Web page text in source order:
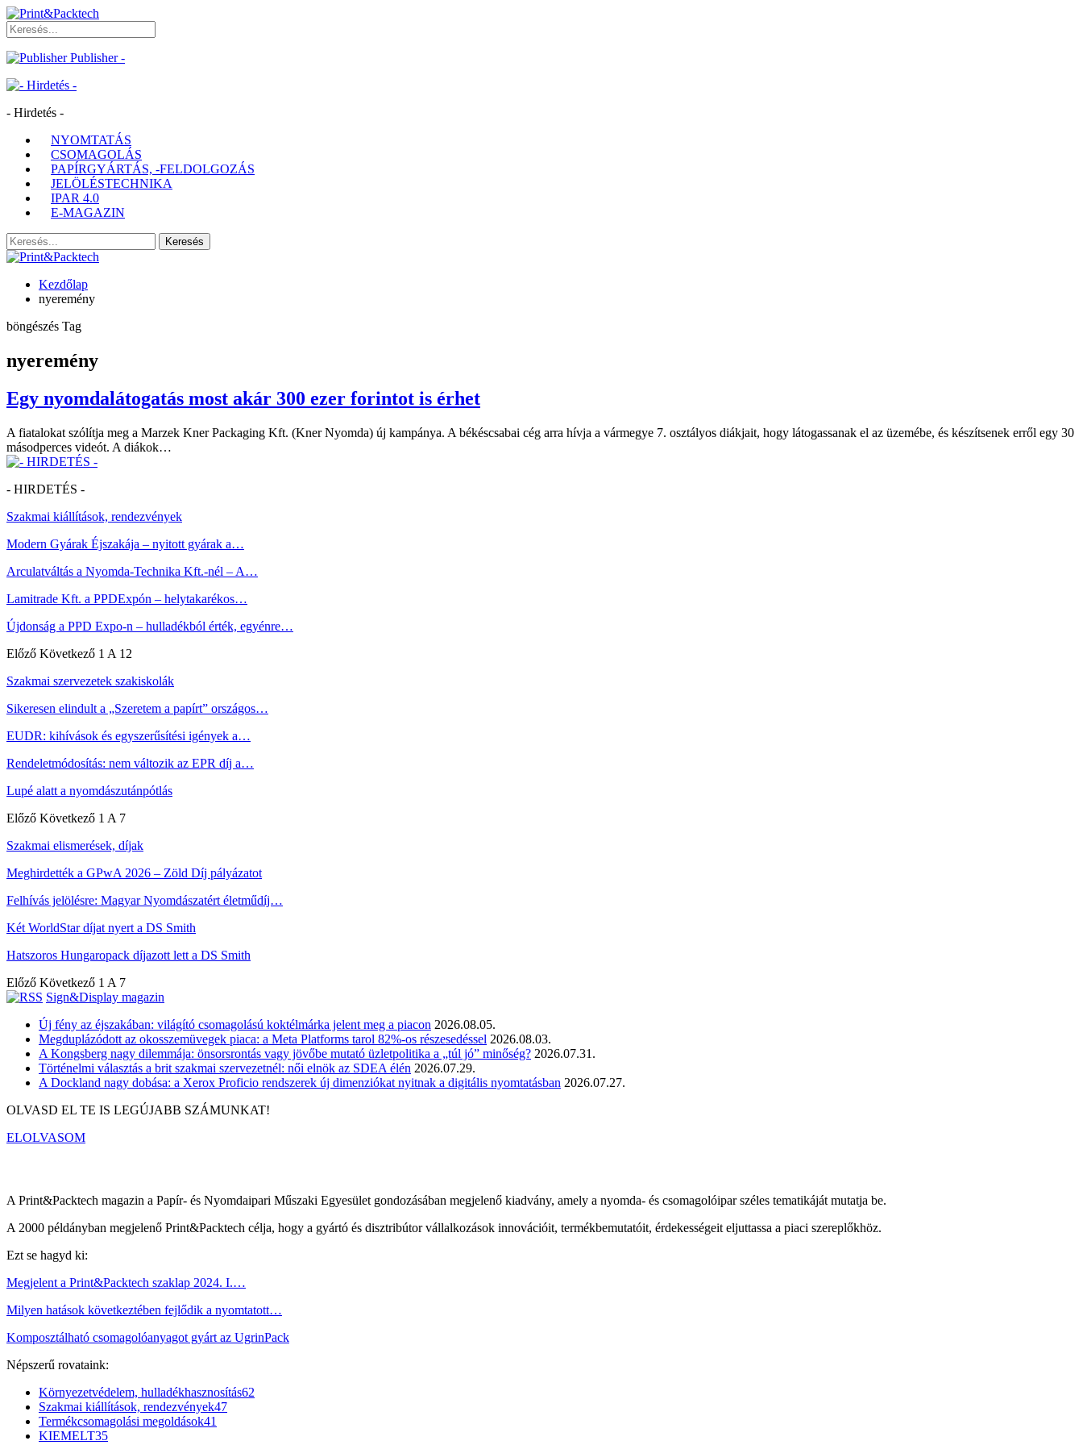
Publisher -
- Hirdetés -
NYOMTATÁS
CSOMAGOLÁS
PAPÍRGYÁRTÁS, -FELDOLGOZÁS
JELÖLÉSTECHNIKA
IPAR 4.0
E-MAGAZIN
Kezdőlap
nyeremény
böngészés Tag
nyeremény
Egy nyomdalátogatás most akár 300 ezer forintot is érhet
A fiatalokat szólítja meg a Marzek Kner Packaging Kft. (Kner Nyomda) új kampánya. A békéscsabai cég arra hívja a vármegye 7. osztályos diákjait, hogy látogassanak el az üzemébe, és készítsenek erről egy 30
másodperces videót. A diákok…
- HIRDETÉS -
Szakmai kiállítások, rendezvények
Modern Gyárak Éjszakája – nyitott gyárak a…
Arculatváltás a Nyomda-Technika Kft.-nél – A…
Lamitrade Kft. a PPDExpón – helytakarékos…
Újdonság a PPD Expo-n – hulladékból érték, egyénre…
Előző Következő 1 A 12
Szakmai szervezetek szakiskolák
Sikeresen elindult a „Szeretem a papírt” országos…
EUDR: kihívások és egyszerűsítési igények a…
Rendeletmódosítás: nem változik az EPR díj a…
Lupé alatt a nyomdászutánpótlás
Előző Következő 1 A 7
Szakmai elismerések, díjak
Meghirdették a GPwA 2026 – Zöld Díj pályázatot
Felhívás jelölésre: Magyar Nyomdászatért életműdíj…
Két WorldStar díjat nyert a DS Smith
Hatszoros Hungaropack díjazott lett a DS Smith
Előző Következő 1 A 7
Sign&Display magazin
Új fény az éjszakában: világító csomagolású koktélmárka jelent meg a piacon 2026.08.05.
Megduplázódott az okosszemüvegek piaca: a Meta Platforms tarol 82%-os részesedéssel 2026.08.03.
A Kongsberg nagy dilemmája: önsorsrontás vagy jövőbe mutató üzletpolitika a „túl jó” minőség? 2026.07.31.
Történelmi választás a brit szakmai szervezetnél: női elnök az SDEA élén 2026.07.29.
A Dockland nagy dobása: a Xerox Proficio rendszerek új dimenziókat nyitnak a digitális nyomtatásban 2026.07.27.
OLVASD EL TE IS LEGÚJABB SZÁMUNKAT!
ELOLVASOM
A Print&Packtech magazin a Papír- és Nyomdaipari Műszaki Egyesület gondozásában megjelenő kiadvány, amely a nyomda- és csomagolóipar széles tematikáját mutatja be.
A 2000 példányban megjelenő Print&Packtech célja, hogy a gyártó és disztribútor vállalkozások innovációit, termékbemutatóit, érdekességeit eljuttassa a piaci szereplőkhöz.
Ezt se hagyd ki:
Megjelent a Print&Packtech szaklap 2024. I.…
Milyen hatások következtében fejlődik a nyomtatott…
Komposztálható csomagolóanyagot gyárt az UgrinPack
Népszerű rovataink:
Környezetvédelem, hulladékhasznosítás62
Szakmai kiállítások, rendezvények47
Termékcsomagolási megoldások41
KIEMELT35